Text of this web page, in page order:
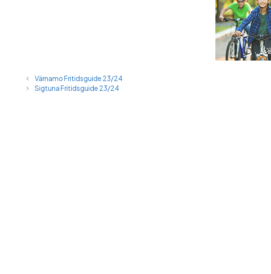
Värnamo Fritidsguide 23/24
Sigtuna Fritidsguide 23/24